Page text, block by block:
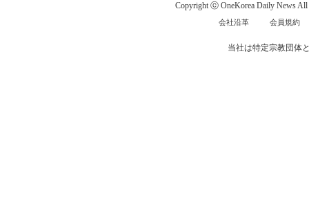
Copyright ⓒ OneKorea Daily News All
会社沿革 会員規約
当社は特定宗教団体